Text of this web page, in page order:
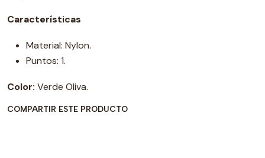
Características
Material: Nylon.
Puntos: 1.
Color: Verde Oliva.
COMPARTIR ESTE PRODUCTO